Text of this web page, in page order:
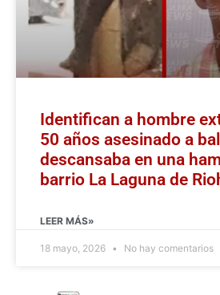
Identifican a hombre
50 años asesinado a
descansaba en una
barrio La Laguna de
LEER MÁS»
18 mayo, 2026 No hay comentarios